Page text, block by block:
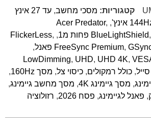
קטגוריות: מסכי מחשב, עד 27 אינץ
,
Acer Predator,
BlueLightShield,
,
FlickerLess,
FreeSync Premium,
,
LowDimming, UHD, UHD 4K,
, כולל רמקולים, כיסוי צל, מסך 160Hz
,
, מסך גיימינג 4K , מסך מחשב גיימינג,
, פאנל לגיימינג, פסח 2026 , רזולוציה